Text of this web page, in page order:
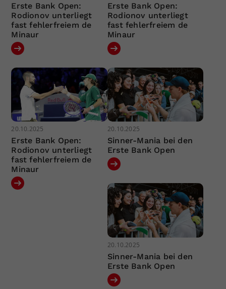
Erste Bank Open:
Rodionov unterliegt
fast fehlerfreiem de
Minaur
Erste Bank Open:
Rodionov unterliegt
fast fehlerfreiem de
Minaur
20.10.2025
Erste Bank Open:
Rodionov unterliegt
fast fehlerfreiem de
Minaur
20.10.2025
Sinner-Mania bei den
Erste Bank Open
20.10.2025
Sinner-Mania bei den
Erste Bank Open